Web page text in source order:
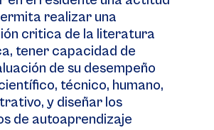
realizar una
critica de la literatura
tener capacidad de
de su desempeño
técnico, humano,
y diseñar los
de autoaprendizaje